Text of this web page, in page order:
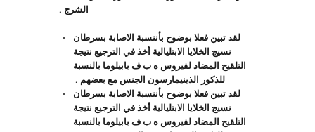
الشرج .
لقد تبين فعلا بوضوح بأننسبة الاصابة بسرطان
نسيج الخلايا الابتليالية أخذ في الترجيع نتيجة
التلقيح المضاد لفيروس ه ب ف بابيلوما بالنسبة
للذكور الذينيمارسون الجنس مع بعضهم .
لقد تبين فعلا بوضوح بأننسبة الاصابة بسرطان
نسيج الخلايا الابتليالية أخذ في الترجيع نتيجة
التلقيح المضاد لفيروس ه ب ف بابيلوما بالنسبة